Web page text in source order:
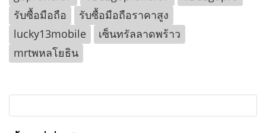
รับซื้อมือถือ
รับซื้อมือถือราคาสูง
lucky13mobile
เซ็นทรัลลาดพร้าว
mrtพหลโยธิน